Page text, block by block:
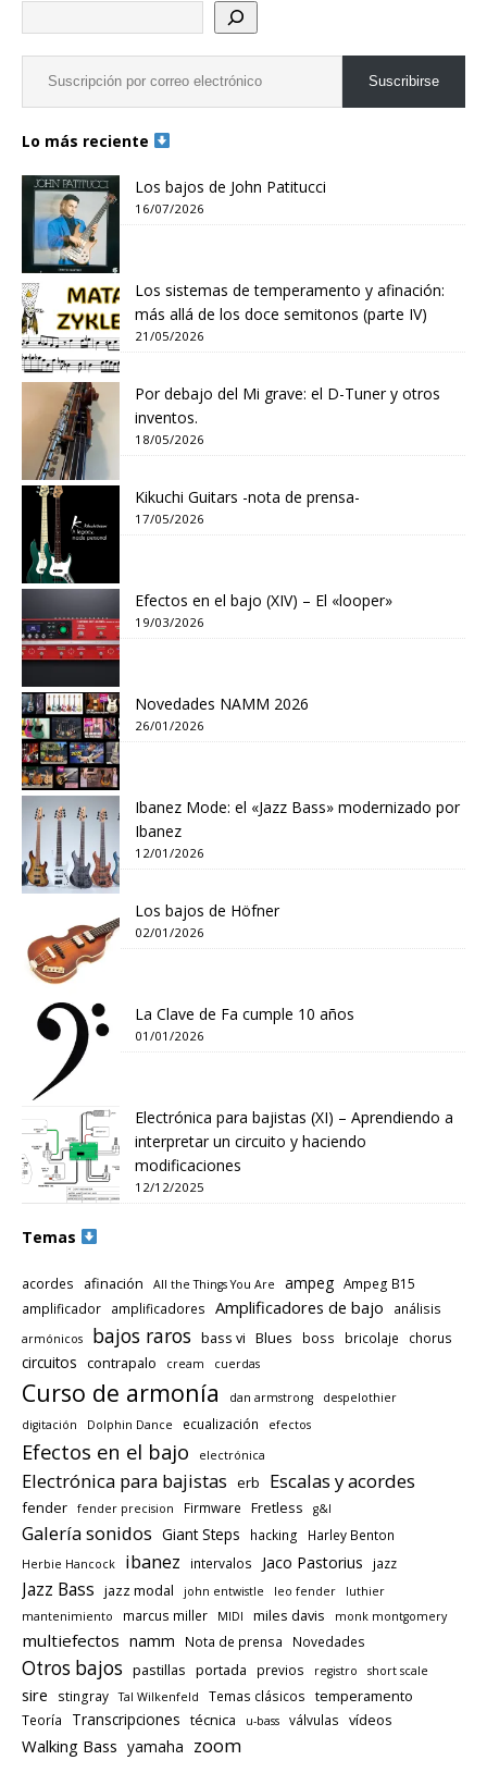
Suscribirse
Lo más reciente
Los bajos de John Patitucci
16/07/2026
Los sistemas de temperamento y afinación:
más allá de los doce semitonos (parte IV)
21/05/2026
Por debajo del Mi grave: el D-Tuner y otros
inventos.
18/05/2026
Kikuchi Guitars -nota de prensa-
17/05/2026
Efectos en el bajo (XIV) – El «looper»
19/03/2026
Novedades NAMM 2026
26/01/2026
Ibanez Mode: el «Jazz Bass» modernizado por
Ibanez
12/01/2026
Los bajos de Höfner
02/01/2026
La Clave de Fa cumple 10 años
01/01/2026
Electrónica para bajistas (XI) – Aprendiendo a
interpretar un circuito y haciendo
modificaciones
12/12/2025
Temas
acordes afinación All the Things You Are ampeg Ampeg B15
amplificador
amplificadores Amplificadores de bajo análisis
armónicos bajos raros bass vi Blues boss bricolaje chorus
circuitos contrapalo cream cuerdas
Curso de armonía dan armstrong
despelothier
digitación
Dolphin Dance ecualización efectos
Efectos en el bajo electrónica
Electrónica para bajistas erb Escalas y acordes
fender fender precision Firmware Fretless g&l
Galería sonidos Giant Steps hacking Harley Benton
Herbie Hancock ibanez intervalos Jaco Pastorius jazz
Jazz Bass jazz modal john entwistle leo fender
luthier
mantenimiento
marcus miller MIDI miles davis monk montgomery
multiefectos namm Nota de prensa Novedades
Otros bajos pastillas portada previos registro short scale
sire stingray Tal Wilkenfeld Temas clásicos temperamento
Teoría Transcripciones técnica u-bass válvulas vídeos
Walking Bass yamaha zoom